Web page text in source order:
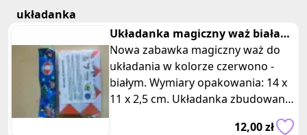
układanka
Układanka magiczny waż biała
czerwona
Nowa zabawka magiczny waż do
układania w kolorze czerwono -
białym. Wymiary opakowania: 14 x
11 x 2,5 cm. Układanka zbudowana
z kostek w kształcie trójkątów. To
12,00 zł